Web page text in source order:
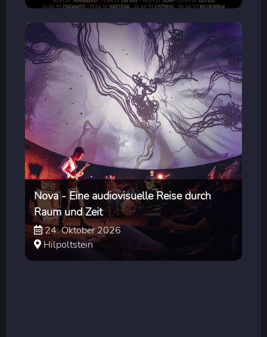
Nova - Eine audiovisuelle Reise durch
Raum und Zeit
24. Oktober 2026
Hilpoltstein